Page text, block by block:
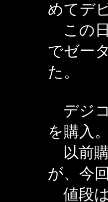
めてデ
この
でゼー
た。
デジ
を購入。
以前
が、今
値段